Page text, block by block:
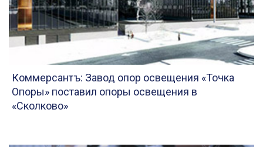
Коммерсантъ: Завод опор освещения «Точка
Опоры» поставил опоры освещения в
«Сколково»